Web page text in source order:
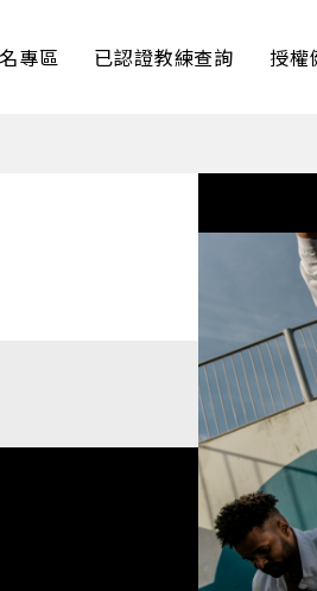
專區 已認證教練查詢 授權